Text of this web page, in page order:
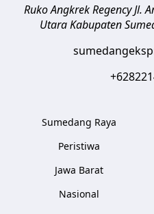
Ruko Angkrek Regency Jl.
Utara Kabupaten
Sumedang Raya
Peristiwa
Jawa Barat
Nasional